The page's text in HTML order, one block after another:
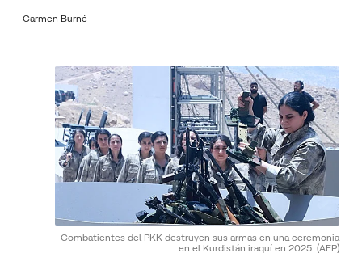
Carmen Burné
Combatientes del PKK destruyen sus armas en una ceremonia
en el Kurdistán iraquí en 2025. (AFP)